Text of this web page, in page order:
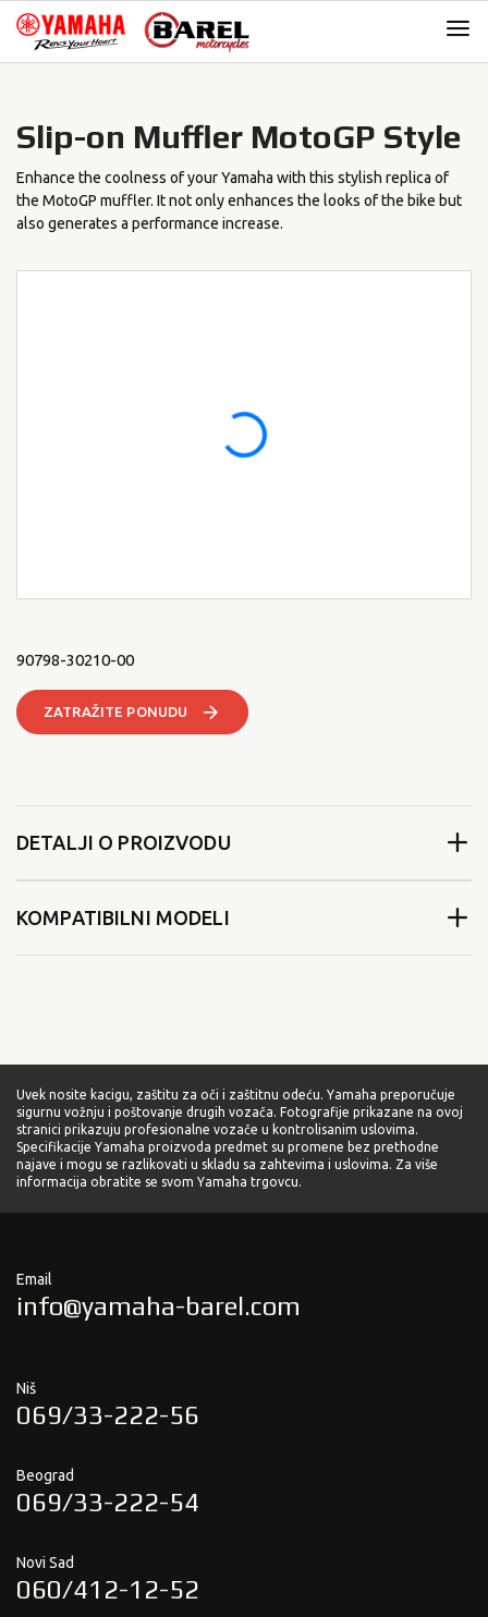
Skip
navigation
Skip
content
Slip-on Muffler MotoGP Style
Enhance the coolness of your Yamaha with this stylish replica of
the MotoGP muffler. It not only enhances the looks of the bike but
also generates a performance increase.
90798-30210-00
ZATRAŽITE PONUDU
DETALJI O PROIZVODU
KOMPATIBILNI MODELI
Uvek nosite kacigu, zaštitu za oči i zaštitnu odeću. Yamaha preporučuje
sigurnu vožnju i poštovanje drugih vozača. Fotografije prikazane na ovoj
stranici prikazuju profesionalne vozače u kontrolisanim uslovima.
Specifikacije Yamaha proizvoda predmet su promene bez prethodne
najave i mogu se razlikovati u skladu sa zahtevima i uslovima. Za više
informacija obratite se svom Yamaha trgovcu.
Email
info@yamaha-barel.com
Niš
069/33-222-56
Beograd
069/33-222-54
Novi Sad
060/412-12-52